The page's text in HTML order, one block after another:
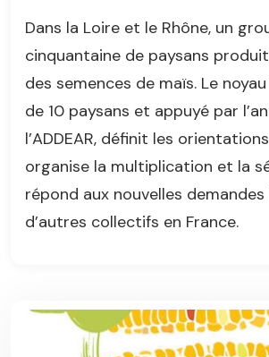
Dans la Loire et le Rhône, un
cinquantaine de paysans
des semences de maïs. Le
de 10 paysans et appuyé par
l’ADDEAR, définit les
organise la multiplication et la
répond aux nouvelles
d’autres collectifs en France.